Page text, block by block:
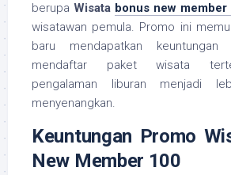
berupa Wisata bonus new member
wisatawan pemula. Promo ini
baru mendapatkan keuntungan
mendaftar paket wisata
pengalaman liburan menjadi
menyenangkan.
Keuntungan Promo
New Member 100